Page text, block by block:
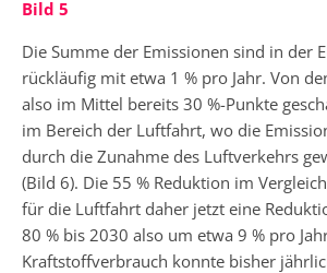
Bild 5
Die Summe der Emissionen sind in der
rückläufig mit etwa 1 % pro Jahr. Von
also im Mittel bereits 30 %-Punkte
im Bereich der Luftfahrt, wo die
durch die Zunahme des Luftverkehrs
(Bild 6). Die 55 % Reduktion im
für die Luftfahrt daher jetzt eine
80 % bis 2030 also um etwa 9 % pro
Kraftstoffverbrauch konnte bisher